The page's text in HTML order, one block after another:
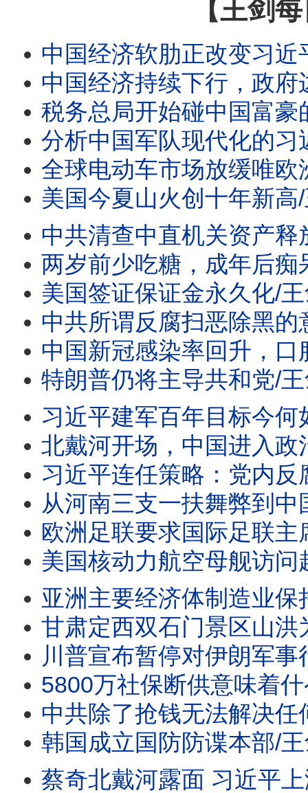
【王剑
中国经济软肋正改变习近平对外政策/川普政府退关
中国经济持续下行，政府边
税务总局开始碰中国富豪的香港保单 香港不再安
分析中国军队现代化的习
全球电动车市场放缓唯欧洲逆势爆发/
美国今夏山火创十年新高/王剑每
中共清查中直机关资产释放哪些信号/
两岁前少吃糖，成年后痴呆风险降23%/
美国签证保证金永久化/王剑每
中共所谓反腐扫恶除黑的意图是什么/
中国新冠感染率回升，口服药一药难求/
特朗普仍将主导共和党/王剑每
习近平建军百年目标今何如？/日本发表防
北戴河开场，中国进入
习近平连任策略：党内反
从河南三支一扶舞弊到中国转型悖论/日本大幅提
欧洲足联要求国际足联主席因凡蒂诺辞
美国核动力航空母舰访问越南/王剑
亚洲主要经济体制造业保持扩张/王
甘肃定西双石门景区山洪为什么造成伤亡
川普宣布暂停对伊朗军事行动/王剑
5800万社保断供意味着什么？/王剑
中共除了抢钱无法解决任何问题/王
韩国成立国防防谍本部/王剑每
蔡奇北戴河露面 习近平上演政治交易/美国签